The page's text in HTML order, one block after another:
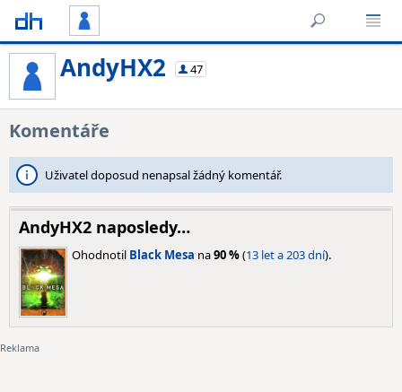
AndyHX2 47
Komentáře
Uživatel doposud nenapsal žádný komentář.
AndyHX2 naposledy…
Ohodnotil Black Mesa na90 %(13 let a 203 dní).